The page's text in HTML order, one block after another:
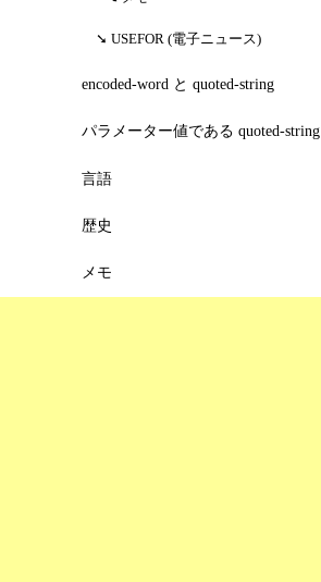
USEFOR (電子ニュース)
encoded-word と quoted-string
パラメーター値である quoted-string
言語
歴史
メモ